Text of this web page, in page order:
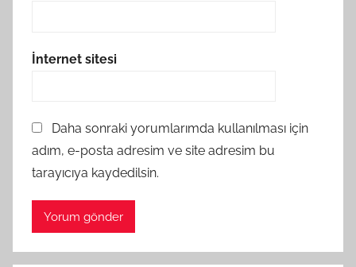
İnternet sitesi
Daha sonraki yorumlarımda kullanılması için
adım, e-posta adresim ve site adresim bu
tarayıcıya kaydedilsin.